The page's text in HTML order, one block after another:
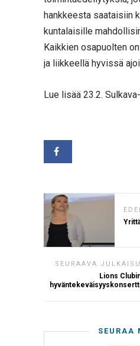
hankkeesta saataisiin
kuntalaisille
Kaikkien osapuolten
ja liikkeellä hyvissä
Lue lisää 23.2.
SEURAAVA JULKAISU
Lions
SEURAA